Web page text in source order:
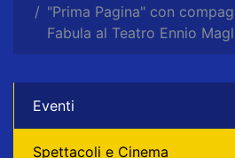
"Prima Pagina" con
Fabula al Teatro Ennio
Eventi
Spettacoli e Cinema